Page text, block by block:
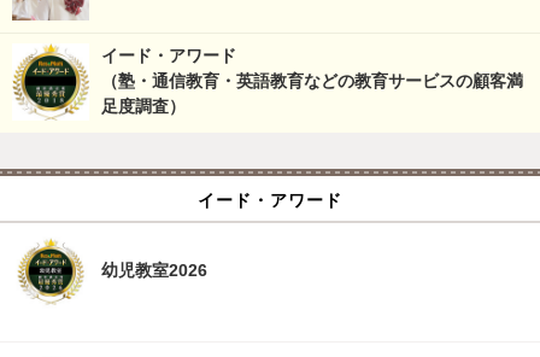
イード・アワード
（塾・通信教育・英語教育などの教育サービスの顧客満
足度調査）
イード・アワード
幼児教室2026